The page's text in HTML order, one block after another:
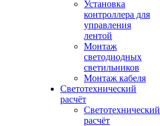
Установка
контроллера для
управления
лентой
Монтаж
светодиодных
светильников
Монтаж кабеля
Светотехнический
расчёт
Светотехнический
расчёт